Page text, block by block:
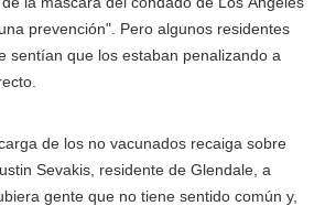
prevención". Pero algunos residentes
sentían que los estaban penalizando a
de los no vacunados recaiga sobre
Sevakis, residente de Glendale, a
gente que no tiene sentido común y,